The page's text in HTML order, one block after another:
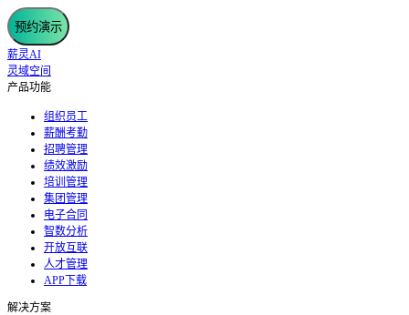
预约演示
薪灵AI
灵域空间
产品功能
组织员工
薪酬考勤
招聘管理
绩效激励
培训管理
集团管理
电子合同
智数分析
开放互联
人才管理
APP下载
解决方案